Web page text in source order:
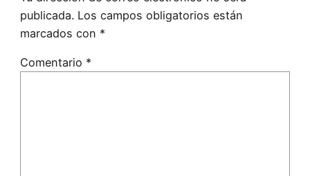
publicada. Los campos obligatorios están
marcados con *
Comentario *